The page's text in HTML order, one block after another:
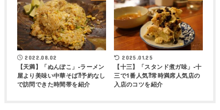
2022.08.02
【天満】「ぬんぽこ」-ラーメン
屋より美味い中華そば⁈予約なし
で訪問できた時間帯を紹介
2025.01.25
【十三】「スタンド煮ガ味」-十
三で1番人気⁈常時満席人気店の
入店のコツを紹介